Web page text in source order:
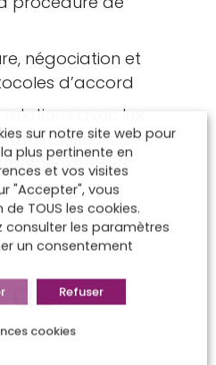
négociation et
d’accord
avec les
ad hoc et
spéciaux des
de
sur notre site web pour
plus pertinente en
et vos visites
"Accepter", vous
TOUS les cookies.
consulter les paramètres
un consentement
Refuser
cookies